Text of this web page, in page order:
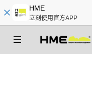
HME
立刻使用官方APP